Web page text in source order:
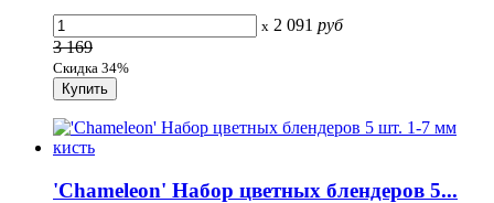
x 2 091 руб
3 169
Скидка 34%
'Chameleon' Набор цветных блендеров 5...